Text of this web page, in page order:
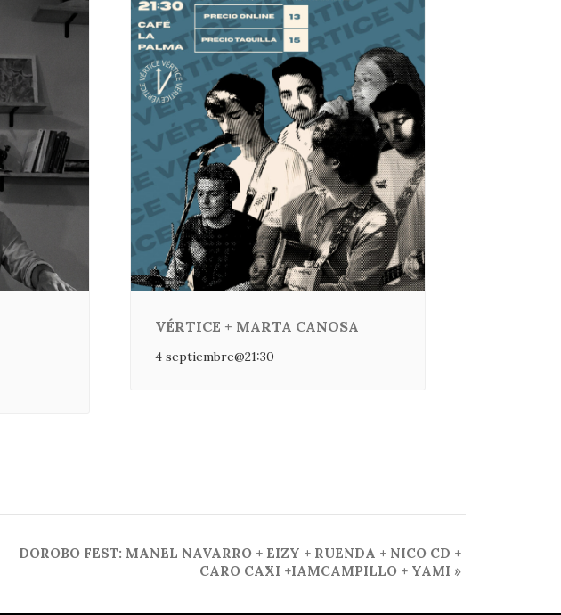
VÉRTICE + MARTA CANOSA
4 septiembre@21:30
DOROBO FEST: MANEL NAVARRO + EIZY + RUENDA + NICO CD +
CARO CAXI +IAMCAMPILLO + YAMI »